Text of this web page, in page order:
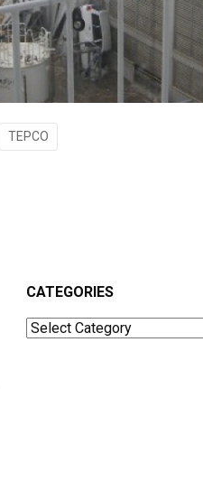
TEPCO
CATEGORIES
Categories